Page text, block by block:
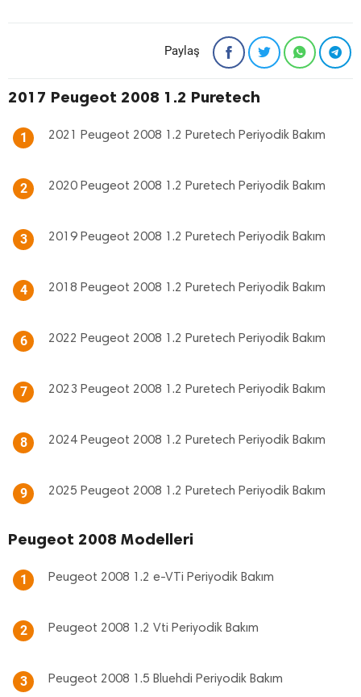
Paylaş
2017 Peugeot 2008 1.2 Puretech
1 2021 Peugeot 2008 1.2 Puretech Periyodik Bakım
2 2020 Peugeot 2008 1.2 Puretech Periyodik Bakım
3 2019 Peugeot 2008 1.2 Puretech Periyodik Bakım
4 2018 Peugeot 2008 1.2 Puretech Periyodik Bakım
6 2022 Peugeot 2008 1.2 Puretech Periyodik Bakım
7 2023 Peugeot 2008 1.2 Puretech Periyodik Bakım
8 2024 Peugeot 2008 1.2 Puretech Periyodik Bakım
9 2025 Peugeot 2008 1.2 Puretech Periyodik Bakım
Peugeot 2008 Modelleri
1 Peugeot 2008 1.2 e-VTi Periyodik Bakım
2 Peugeot 2008 1.2 Vti Periyodik Bakım
3 Peugeot 2008 1.5 Bluehdi Periyodik Bakım